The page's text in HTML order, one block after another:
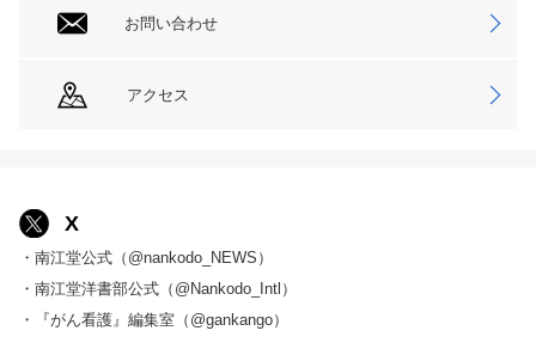
お問い合わせ
アクセス
X
・南江堂公式（@nankodo_NEWS）
・南江堂洋書部公式（@Nankodo_Intl）
・『がん看護』編集室（@gankango）